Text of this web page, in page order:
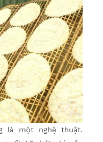
là một nghệ thuật.